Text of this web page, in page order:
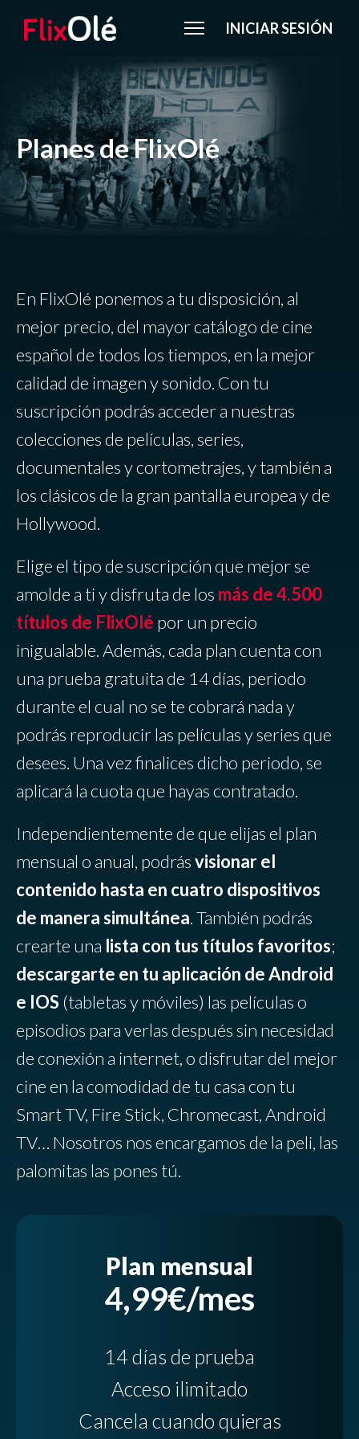
INICIAR SESIÓN
Planes de FlixOlé
En FlixOlé ponemos a tu disposición, al
mejor precio, del mayor catálogo de cine
español de todos los tiempos, en la mejor
calidad de imagen y sonido. Con tu
suscripción podrás acceder a nuestras
colecciones de películas, series,
documentales y cortometrajes, y también a
los clásicos de la gran pantalla europea y de
Hollywood.
Elige el tipo de suscripción que mejor se
amolde a ti y disfruta de los más de 4.500
títulos de FlixOlé por un precio
inigualable. Además, cada plan cuenta con
una prueba gratuita de 14 días, periodo
durante el cual no se te cobrará nada y
podrás reproducir las películas y series que
desees. Una vez finalices dicho periodo, se
aplicará la cuota que hayas contratado.
Independientemente de que elijas el plan
mensual o anual, podrásvisionar el
contenido hasta en cuatro dispositivos
de manera simultánea. También podrás
crearte una lista con tus títulos favoritos;
descargarte en tu aplicación de Android
e IOS (tabletas y móviles) las películas o
episodios para verlas después sin necesidad
de conexión a internet, o disfrutar del mejor
cine en la comodidad de tu casa con tu
Smart TV, Fire Stick, Chromecast, Android
TV… Nosotros nos encargamos de la peli, las
palomitas las pones tú.
Plan mensual
4,99€/mes
14 días de prueba
Acceso ilimitado
Cancela cuando quieras